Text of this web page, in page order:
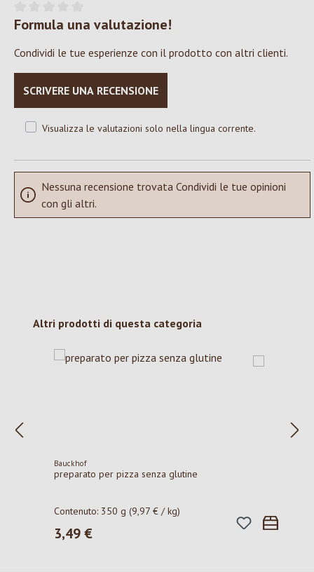
Valutazione media di 0 su 5 stelle
Formula una valutazione!
Condividi le tue esperienze con il prodotto con altri clienti.
SCRIVERE UNA RECENSIONE
Visualizza le valutazioni solo nella lingua corrente.
Nessuna recensione trovata Condividi le tue opinioni
con gli altri.
Salta la galleria dei prodotti
Altri prodotti di questa categoria
Bauckhof
preparato per pizza senza glutine
Contenuto: 350 g(9,97 € / kg)
Prezzo normale:
3,49 €